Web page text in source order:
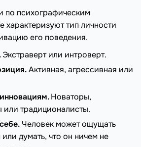
по психографическим
характеризуют тип личности
его поведения.
Экстраверт или интроверт.
Активная, агрессивная или
Новаторы,
или традиционалисты.
Человек может ощущать
думать, что он ничем не